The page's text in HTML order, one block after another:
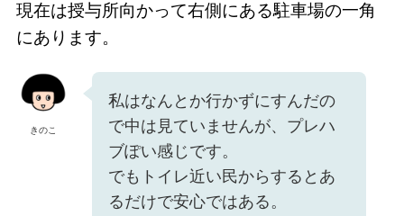
現在は授与所向かって右側にある駐車場の一角
にあります。
きのこ
私はなんとか行かずにすんだの
で中は見ていませんが、プレハ
ブぽい感じです。
でもトイレ近い民からするとあ
るだけで安心ではある。